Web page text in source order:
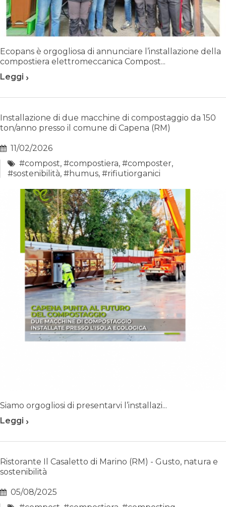
Ecopans è orgogliosa di annunciare l’installazione della
compostiera elettromeccanica Compost...
Leggi ›
Installazione di due macchine di compostaggio da 150
ton/anno presso il comune di Capena (RM)
11/02/2026
#compost,#compostiera,#composter,
#sostenibilità, #humus, #rifiutiorganici
Siamo orgogliosi di presentarvi l’installazi...
Leggi ›
Ristorante Il Casaletto di Marino (RM) - Gusto, natura e
sostenibilità
05/08/2025